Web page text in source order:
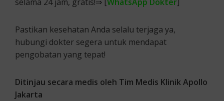
Pastikan kesehatan Anda selalu terjaga ya,
hubungi dokter segera untuk mendapat
pengobatan yang tepat!
Ditinjau secara medis oleh Tim Medis Klinik Apollo
Jakarta